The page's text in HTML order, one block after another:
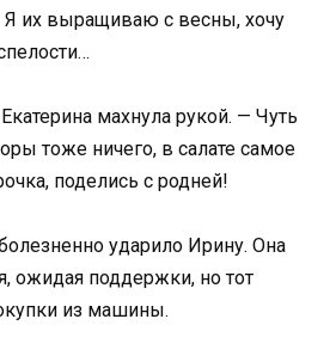
Я их выращиваю с весны, хочу
махнула рукой. — Чуть
тоже ничего, в салате самое
поделись с родней!
ударило Ирину. Она
ожидая поддержки, но тот
из машины.